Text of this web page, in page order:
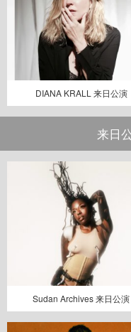
DIANA KRALL 来日公演
来日
Sudan Archives 来日公演